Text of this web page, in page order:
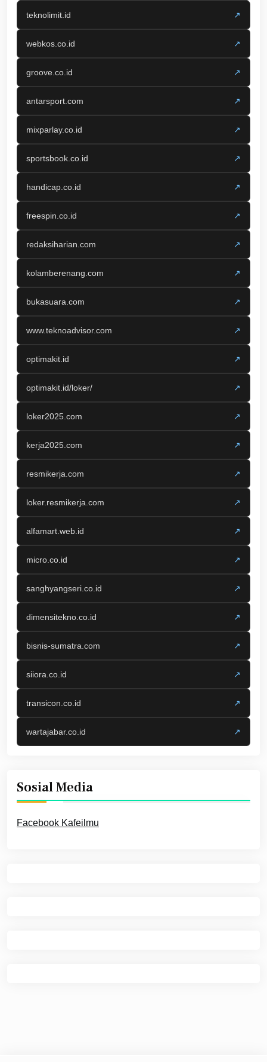
teknolimit.id ↗
webkos.co.id ↗
groove.co.id ↗
antarsport.com ↗
mixparlay.co.id ↗
sportsbook.co.id ↗
handicap.co.id ↗
freespin.co.id ↗
redaksiharian.com ↗
kolamberenang.com ↗
bukasuara.com ↗
www.teknoadvisor.com ↗
optimakit.id ↗
optimakit.id/loker/ ↗
loker2025.com ↗
kerja2025.com ↗
resmikerja.com ↗
loker.resmikerja.com ↗
alfamart.web.id ↗
micro.co.id ↗
sanghyangseri.co.id ↗
dimensitekno.co.id ↗
bisnis-sumatra.com ↗
siiora.co.id ↗
transicon.co.id ↗
wartajabar.co.id ↗
Sosial Media
Facebook Kafeilmu